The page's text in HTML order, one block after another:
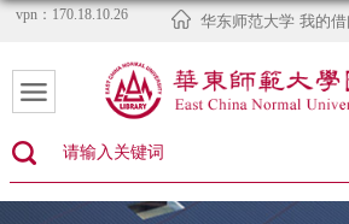
vpn：170.18.10.26 华东师范大学 我的